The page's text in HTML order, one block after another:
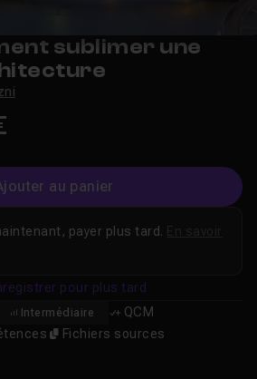
sublimer une
au panier
Intermédiaire
QCM
Fichiers sources
payer plus tard.
pour plus tard